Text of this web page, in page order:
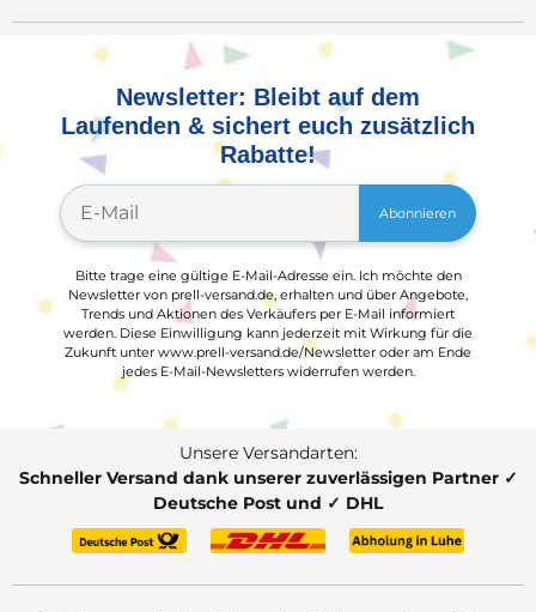
Newsletter: Bleibt auf dem
Laufenden & sichert euch zusätzlich
Rabatte!
Abonnieren
Bitte trage eine gültige E-Mail-Adresse ein. Ich möchte den
Newsletter von prell-versand.de, erhalten und über Angebote,
Trends und Aktionen des Verkäufers per E-Mail informiert
werden. Diese Einwilligung kann jederzeit mit Wirkung für die
Zukunft unter www.prell-versand.de/Newsletter oder am Ende
jedes E-Mail-Newsletters widerrufen werden.
Unsere Versandarten:
Schneller Versand dank unserer zuverlässigen Partner ✓
Deutsche Post und ✓ DHL